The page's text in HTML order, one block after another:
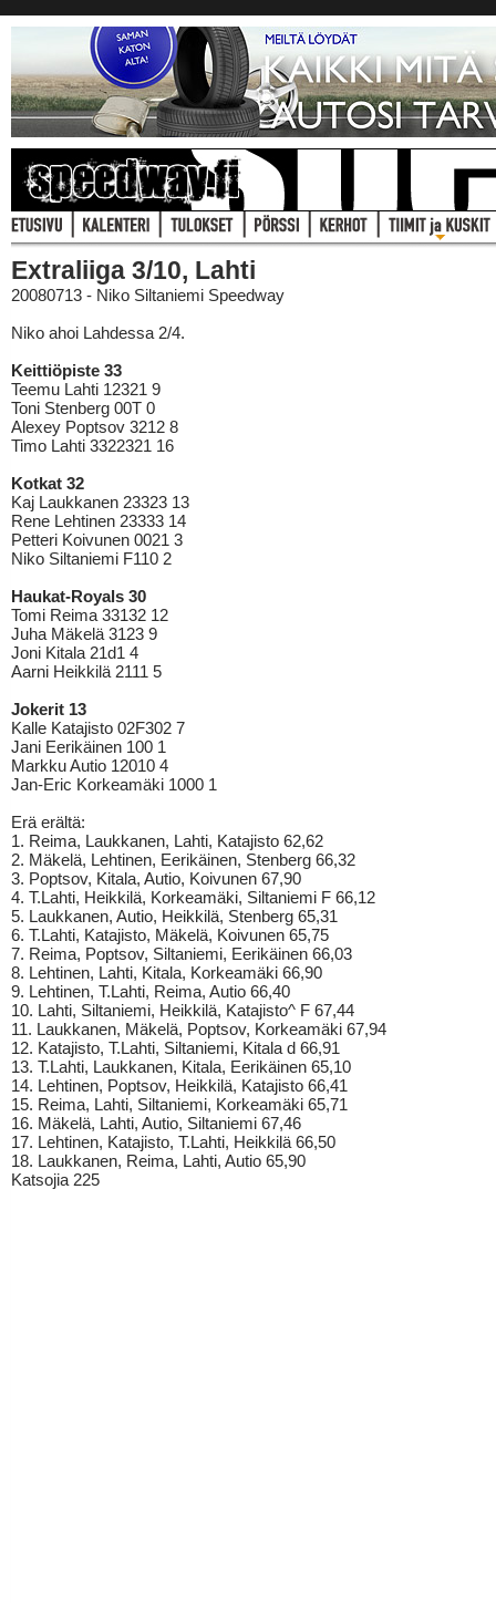
Extraliiga 3/10, Lahti
20080713 - Niko Siltaniemi Speedway
Niko ahoi Lahdessa 2/4.
Keittiöpiste 33
Teemu Lahti 12321 9
Toni Stenberg 00T 0
Alexey Poptsov 3212 8
Timo Lahti 3322321 16
Kotkat 32
Kaj Laukkanen 23323 13
Rene Lehtinen 23333 14
Petteri Koivunen 0021 3
Niko Siltaniemi F110 2
Haukat-Royals 30
Tomi Reima 33132 12
Juha Mäkelä 3123 9
Joni Kitala 21d1 4
Aarni Heikkilä 2111 5
Jokerit 13
Kalle Katajisto 02F302 7
Jani Eerikäinen 100 1
Markku Autio 12010 4
Jan-Eric Korkeamäki 1000 1
Erä erältä:
1. Reima, Laukkanen, Lahti, Katajisto 62,62
2. Mäkelä, Lehtinen, Eerikäinen, Stenberg 66,32
3. Poptsov, Kitala, Autio, Koivunen 67,90
4. T.Lahti, Heikkilä, Korkeamäki, Siltaniemi F 66,12
5. Laukkanen, Autio, Heikkilä, Stenberg 65,31
6. T.Lahti, Katajisto, Mäkelä, Koivunen 65,75
7. Reima, Poptsov, Siltaniemi, Eerikäinen 66,03
8. Lehtinen, Lahti, Kitala, Korkeamäki 66,90
9. Lehtinen, T.Lahti, Reima, Autio 66,40
10. Lahti, Siltaniemi, Heikkilä, Katajisto^ F 67,44
11. Laukkanen, Mäkelä, Poptsov, Korkeamäki 67,94
12. Katajisto, T.Lahti, Siltaniemi, Kitala d 66,91
13. T.Lahti, Laukkanen, Kitala, Eerikäinen 65,10
14. Lehtinen, Poptsov, Heikkilä, Katajisto 66,41
15. Reima, Lahti, Siltaniemi, Korkeamäki 65,71
16. Mäkelä, Lahti, Autio, Siltaniemi 67,46
17. Lehtinen, Katajisto, T.Lahti, Heikkilä 66,50
18. Laukkanen, Reima, Lahti, Autio 65,90
Katsojia 225